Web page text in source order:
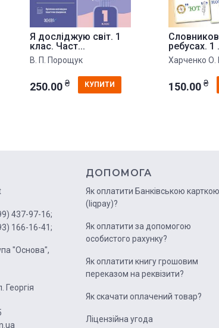
Я досліджую світ. 1
клас. Част...
В. П. Порощук
250.00 ₴ КУПИТИ
ребусах. 1
Харченко О.
150.00 ₴
437-97-16;
166-16-41;
"Основа",
Георгія
ДОПОМОГА
Як оплатити Банківською карткою
(liqpay)?
Як оплатити за допомогою
особистого рахунку?
Як оплатити книгу грошовим
переказом на реквізити?
Як скачати оплачений товар?
Ліцензійна угода